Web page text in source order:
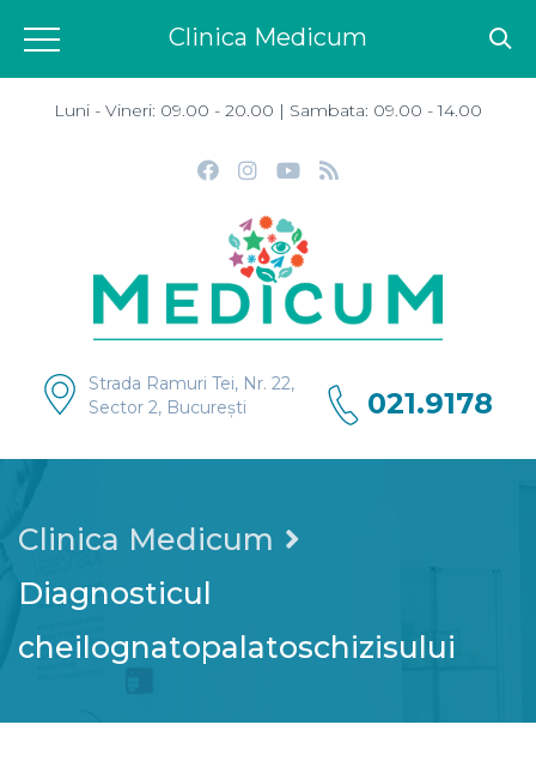
Luni - Vineri: 09.00 - 20.00 | Sambata: 09.00 - 14.00
Strada Ramuri Tei, Nr. 22,
Sector 2, București
021.9178
Clinica Medicum
Diagnosticul
cheilognatopalatoschizisului
Clinica Medicum